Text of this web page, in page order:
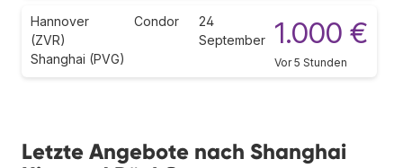
Hannover
(ZVR)
Shanghai (PVG)
Condor
24
September
1.000 €
Vor 5 Stunden
Letzte Angebote nach Shanghai